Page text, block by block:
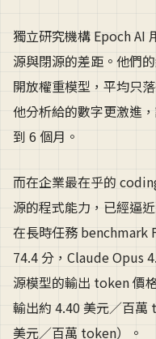
獨立研究機構 Epoch AI
源與閉源的差距。他們
開放權重模型，平均只
他分析給的數字更激進
到 6 個月。
而在企業最在乎的
源的程式能力，已經逼
在長時任務 benchmark
74.4 分，Claude Opus
源模型的輸出 token 價
輸出約 4.40 美元／百
美元／百萬 token）。